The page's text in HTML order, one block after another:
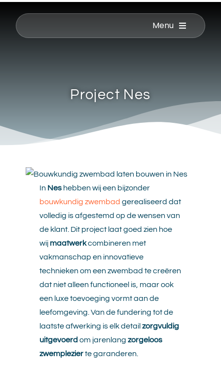
Menu
Project Nes
InNeshebben wij een bijzonder
bouwkundig zwembad gerealiseerd dat
volledig is afgestemd op de wensen van
de klant. Dit project laat goed zien hoe
wij maatwerkcombineren met
vakmanschap en innovatieve
technieken om een zwembad te creëren
dat niet alleen functioneel is, maar ook
een luxe toevoeging vormt aan de
leefomgeving. Van de fundering tot de
laatste afwerking is elk detail zorgvuldig
uitgevoerd om jarenlang zorgeloos
zwemplezierte garanderen.